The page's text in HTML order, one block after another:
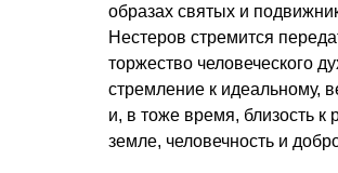
образах святых и
Нестеров стремится
торжество человеческого
стремление к идеальному,
и, в тоже время, близость к
земле, человечность и